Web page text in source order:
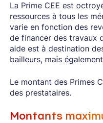
La Prime CEE est
ressources à tous les
varie en fonction des
de financer des travaux
aide est à destination
bailleurs, mais
Le montant des Primes
des prestataires.
Montants